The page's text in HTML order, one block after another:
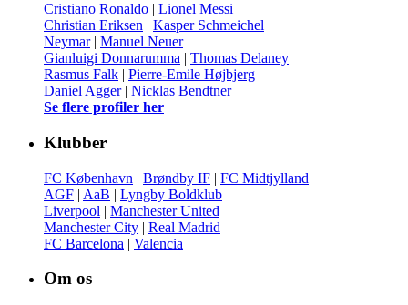
Cristiano Ronaldo | Lionel Messi
Christian Eriksen | Kasper Schmeichel
Neymar| Manuel Neuer
Gianluigi Donnarumma | Thomas Delaney
Rasmus Falk | Pierre-Emile Højbjerg
Daniel Agger| Nicklas Bendtner
Se flere profiler her
Klubber
FC København | Brøndby IF | FC Midtjylland
AGF | AaB | Lyngby Boldklub
Liverpool | Manchester United
Manchester City | Real Madrid
FC Barcelona | Valencia
Om os